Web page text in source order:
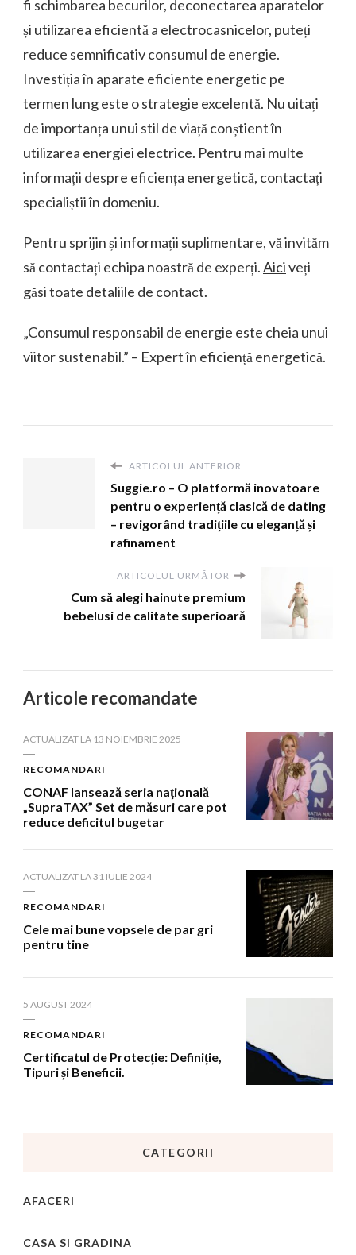
fi schimbarea becurilor, deconectarea aparatelor
și utilizarea eficientă a electrocasnicelor, puteți
reduce semnificativ consumul de energie.
Investiția în aparate eficiente energetic pe
termen lung este o strategie excelentă. Nu uitați
de importanța unui stil de viață conștient în
utilizarea energiei electrice. Pentru mai multe
informații despre eficiența energetică, contactați
specialiștii în domeniu.
Pentru sprijin și informații suplimentare, vă invităm
să contactați echipa noastră de experți.Aiciveți
găsi toate detaliile de contact.
„Consumul responsabil de energie este cheia unui
viitor sustenabil.” – Expert în eficiență energetică.
ARTICOLUL ANTERIOR
Suggie.ro – O platformă inovatoare
pentru o experiență clasică de dating
– revigorând tradițiile cu eleganță și
rafinament
ARTICOLUL URMĂTOR
Cum să alegi hainute premium
bebelusi de calitate superioară
Articole recomandate
ACTUALIZAT LA 13 NOIEMBRIE 2025
RECOMANDARI
CONAF lansează seria națională
„SupraTAX” Set de măsuri care pot
reduce deficitul bugetar
ACTUALIZAT LA31 IULIE 2024
RECOMANDARI
Cele mai bune vopsele de par gri
pentru tine
5 AUGUST 2024
RECOMANDARI
Certificatul de Protecție: Definiție,
Tipuri și Beneficii.
CATEGORII
AFACERI
CASA SI GRADINA